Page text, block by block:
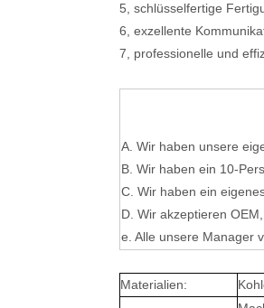
5, schlüsselfertige
6, exzellente
7, professionelle und
A. Wir haben unsere
B. Wir haben ein 10-
C. Wir haben ein
D. Wir akzeptieren
e. Alle unsere Manager
Materialien: